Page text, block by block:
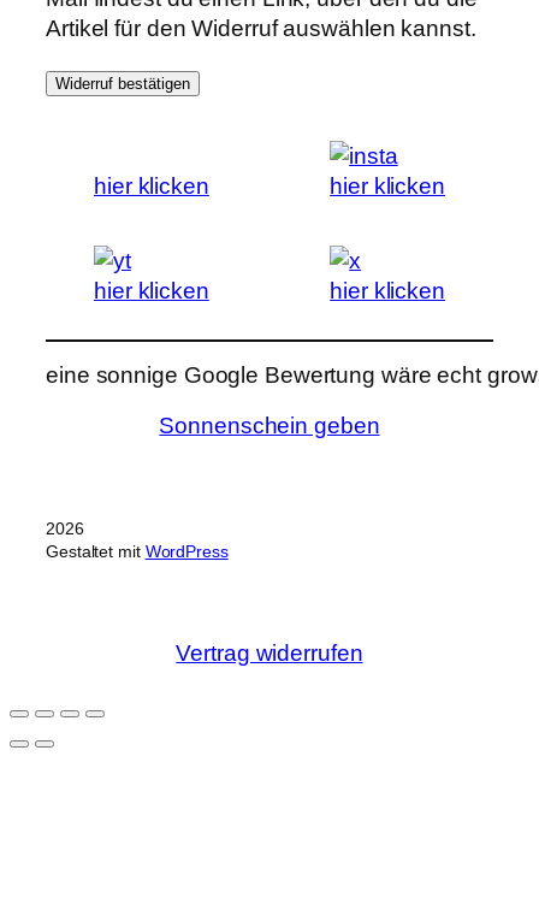
Artikel für den Widerruf auswählen kannst.
Widerruf bestätigen
hier klicken hier klicken
hier klicken hier klicken
eine sonnige Google Bewertung wäre echt
Sonnenschein geben
2026
Gestaltet mit WordPress
Vertrag widerrufen